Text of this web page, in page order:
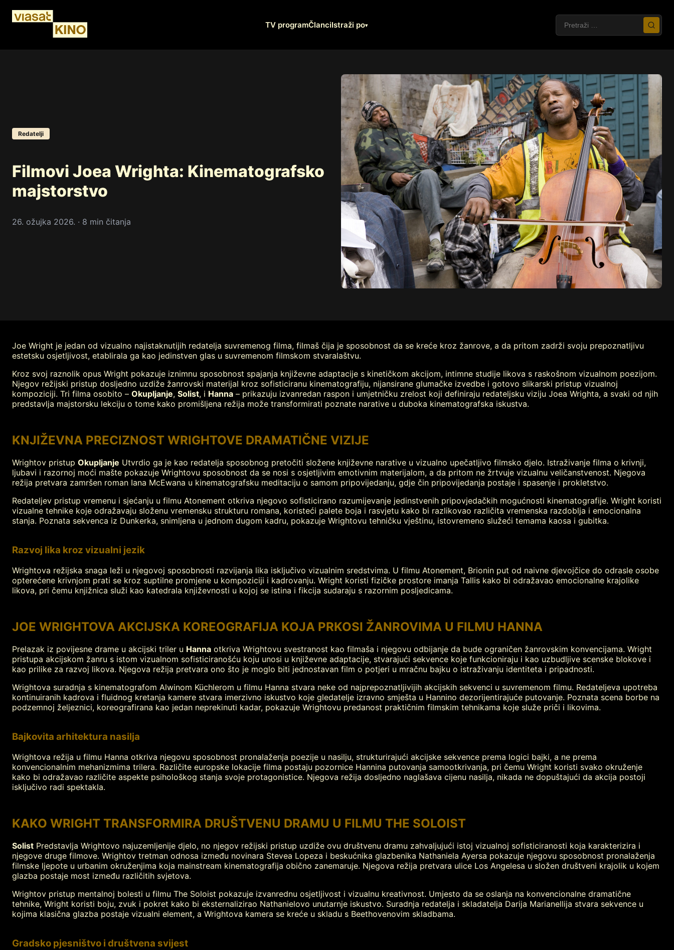
TV programČlanciIstraži po
Redatelji
Filmovi Joea Wrighta: Kinematografsko
majstorstvo
26. ožujka 2026. · 8 min čitanja
Joe Wright je jedan od vizualno najistaknutijih redatelja suvremenog filma, filmaš čija je sposobnost da se kreće kroz žanrove, a da pritom zadrži svoju prepoznatljivu
estetsku osjetljivost, etablirala ga kao jedinstven glas u suvremenom filmskom stvaralaštvu.
Kroz svoj raznolik opus Wright pokazuje iznimnu sposobnost spajanja književne adaptacije s kinetičkom akcijom, intimne studije likova s raskošnom vizualnom poezijom.
Njegov režijski pristup dosljedno uzdiže žanrovski materijal kroz sofisticiranu kinematografiju, nijansirane glumačke izvedbe i gotovo slikarski pristup vizualnoj
kompoziciji. Tri filma osobito – Okupljanje, Solist, i Hanna – prikazuju izvanredan raspon i umjetničku zrelost koji definiraju redateljsku viziju Joea Wrighta, a svaki od njih
predstavlja majstorsku lekciju o tome kako promišljena režija može transformirati poznate narative u duboka kinematografska iskustva.
KNJIŽEVNA PRECIZNOST WRIGHTOVE DRAMATIČNE VIZIJE
Wrightov pristup Okupljanje Utvrdio ga je kao redatelja sposobnog pretočiti složene književne narative u vizualno upečatljivo filmsko djelo. Istraživanje filma o krivnji,
ljubavi i razornoj moći mašte pokazuje Wrightovu sposobnost da se nosi s osjetljivim emotivnim materijalom, a da pritom ne žrtvuje vizualnu veličanstvenost. Njegova
režija pretvara zamršen roman Iana McEwana u kinematografsku meditaciju o samom pripovijedanju, gdje čin pripovijedanja postaje i spasenje i prokletstvo.
Redateljev pristup vremenu i sjećanju u filmu Atonement otkriva njegovo sofisticirano razumijevanje jedinstvenih pripovjedačkih mogućnosti kinematografije. Wright koristi
vizualne tehnike koje odražavaju složenu vremensku strukturu romana, koristeći palete boja i rasvjetu kako bi razlikovao različita vremenska razdoblja i emocionalna
stanja. Poznata sekvenca iz Dunkerka, snimljena u jednom dugom kadru, pokazuje Wrightovu tehničku vještinu, istovremeno služeći temama kaosa i gubitka.
Razvoj lika kroz vizualni jezik
Wrightova režijska snaga leži u njegovoj sposobnosti razvijanja lika isključivo vizualnim sredstvima. U filmu Atonement, Brionin put od naivne djevojčice do odrasle osobe
opterećene krivnjom prati se kroz suptilne promjene u kompoziciji i kadrovanju. Wright koristi fizičke prostore imanja Tallis kako bi odražavao emocionalne krajolike
likova, pri čemu knjižnica služi kao katedrala književnosti u kojoj se istina i fikcija sudaraju s razornim posljedicama.
JOE WRIGHTOVA AKCIJSKA KOREOGRAFIJA KOJA PRKOSI ŽANROVIMA U FILMU HANNA
Prelazak iz povijesne drame u akcijski triler u Hanna otkriva Wrightovu svestranost kao filmaša i njegovu odbijanje da bude ograničen žanrovskim konvencijama. Wright
pristupa akcijskom žanru s istom vizualnom sofisticiranošću koju unosi u književne adaptacije, stvarajući sekvence koje funkcioniraju i kao uzbudljive scenske blokove i
kao prilike za razvoj likova. Njegova režija pretvara ono što je moglo biti jednostavan film o potjeri u mračnu bajku o istraživanju identiteta i pripadnosti.
Wrightova suradnja s kinematografom Alwinom Küchlerom u filmu Hanna stvara neke od najprepoznatljivijih akcijskih sekvenci u suvremenom filmu. Redateljeva upotreba
kontinuiranih kadrova i fluidnog kretanja kamere stvara imerzivno iskustvo koje gledatelje izravno smješta u Hannino dezorijentirajuće putovanje. Poznata scena borbe na
podzemnoj željeznici, koreografirana kao jedan neprekinuti kadar, pokazuje Wrightovu predanost praktičnim filmskim tehnikama koje služe priči i likovima.
Bajkovita arhitektura nasilja
Wrightova režija u filmu Hanna otkriva njegovu sposobnost pronalaženja poezije u nasilju, strukturirajući akcijske sekvence prema logici bajki, a ne prema
konvencionalnim mehanizmima trilera. Različite europske lokacije filma postaju pozornice Hannina putovanja samootkrivanja, pri čemu Wright koristi svako okruženje
kako bi odražavao različite aspekte psihološkog stanja svoje protagonistice. Njegova režija dosljedno naglašava cijenu nasilja, nikada ne dopuštajući da akcija postoji
isključivo radi spektakla.
KAKO WRIGHT TRANSFORMIRA DRUŠTVENU DRAMU U FILMU THE SOLOIST
Solist Predstavlja Wrightovo najuzemljenije djelo, no njegov režijski pristup uzdiže ovu društvenu dramu zahvaljujući istoj vizualnoj sofisticiranosti koja karakterizira i
njegove druge filmove. Wrightov tretman odnosa između novinara Stevea Lopeza i beskućnika glazbenika Nathaniela Ayersa pokazuje njegovu sposobnost pronalaženja
filmske ljepote u urbanim okruženjima koja mainstream kinematografija obično zanemaruje. Njegova režija pretvara ulice Los Angelesa u složen društveni krajolik u kojem
glazba postaje most između različitih svjetova.
Wrightov pristup mentalnoj bolesti u filmu The Soloist pokazuje izvanrednu osjetljivost i vizualnu kreativnost. Umjesto da se oslanja na konvencionalne dramatične
tehnike, Wright koristi boju, zvuk i pokret kako bi eksternalizirao Nathanielovo unutarnje iskustvo. Suradnja redatelja i skladatelja Darija Marianellija stvara sekvence u
kojima klasična glazba postaje vizualni element, a Wrightova kamera se kreće u skladu s Beethovenovim skladbama.
Gradsko pjesništvo i društvena svijest